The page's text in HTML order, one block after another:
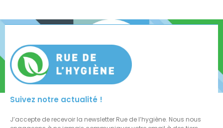
Suivez notre actualité !
J’accepte de recevoir la newsletter Rue de l’hygiène. Nous nous